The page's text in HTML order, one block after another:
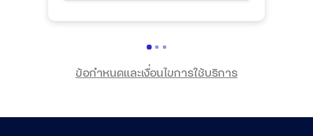
ข้อกำหนดและเงื่อนไขการใช้บริการ